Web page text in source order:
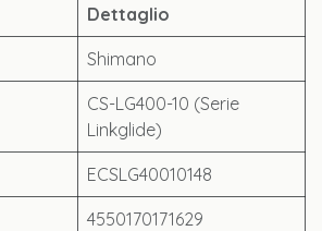
Dettaglio
Shimano
CS-LG400-10 (Serie
Linkglide)
ECSLG40010148
4550170171629